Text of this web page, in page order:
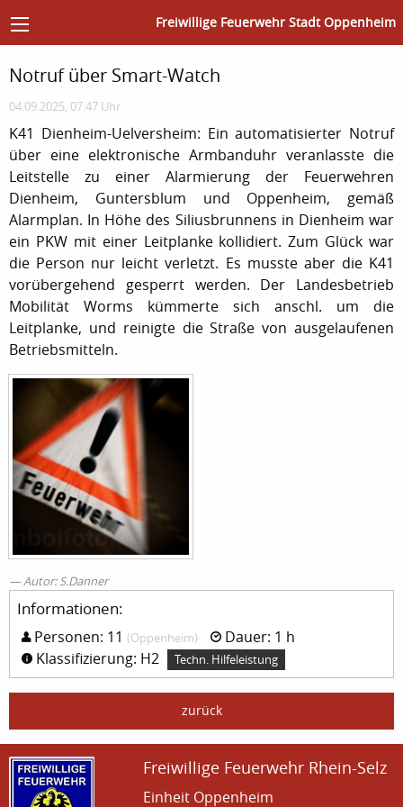
Freiwillige Feuerwehr Stadt Oppenheim
Notruf über Smart-Watch
04.09.2025, 07:47 Uhr
K41 Dienheim-Uelversheim: Ein automatisierter Notruf
über eine elektronische Armbanduhr veranlasste die
Leitstelle zu einer Alarmierung der Feuerwehren
Dienheim, Guntersblum und Oppenheim, gemäß
Alarmplan. In Höhe des Siliusbrunnens in Dienheim war
ein PKW mit einer Leitplanke kollidiert. Zum Glück war
die Person nur leicht verletzt. Es musste aber die K41
vorübergehend gesperrt werden. Der Landesbetrieb
Mobilität Worms kümmerte sich anschl. um die
Leitplanke, und reinigte die Straße von ausgelaufenen
Betriebsmitteln.
Autor: S.Danner
Informationen:
Personen: 11 (Oppenheim)
Dauer: 1 h
Klassifizierung: H2
Techn. Hilfeleistung
zurück
Freiwillige Feuerwehr Rhein-Selz
Einheit Oppenheim